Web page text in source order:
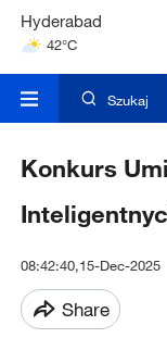
Mumbai
31°C
Kuala Lumpur
Szukaj
Konkurs
08:42:40,15-Dec-2025
Share